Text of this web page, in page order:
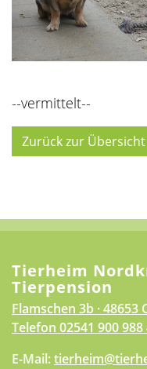
--vermittelt--
Zurück zur Übersicht
Tierheim
Tierpension
Flamschen 3b · 48653
Telefon 02541 900 988
E-Mail: